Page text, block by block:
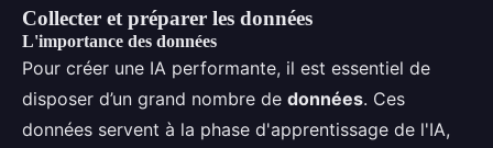
Collecter et préparer les données
L'importance des données
Pour créer une IA performante, il est essentiel de
disposer d’un grand nombre de données. Ces
données servent à la phase d'apprentissage de l'IA,